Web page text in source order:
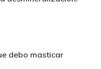
debo masticar